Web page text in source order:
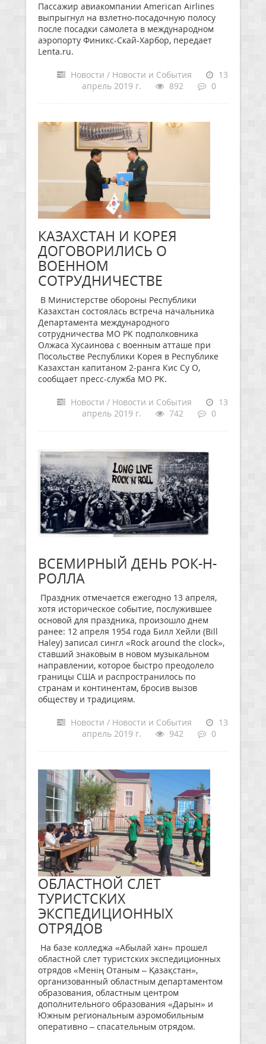
Пассажир авиакомпании American Airlines
выпрыгнул на взлетно-посадочную полосу
после посадки самолета в международном
аэропорту Финикс-Скай-Харбор, передает
Lenta.ru.
Новости / Новости и События
13
апрель 2019 г.
892 0
КАЗАХСТАН И КОРЕЯ
ДОГОВОРИЛИСЬ О
ВОЕННОМ
СОТРУДНИЧЕСТВЕ
В Министерстве обороны Республики
Казахстан состоялась встреча начальника
Департамента международного
сотрудничества МО РК подполковника
Олжаса Хусаинова с военным атташе при
Посольстве Республики Корея в Республике
Казахстан капитаном 2-ранга Кис Су О,
сообщает пресс-служба МО РК.
Новости / Новости и События
13
апрель 2019 г.
742 0
ВСЕМИРНЫЙ ДЕНЬ РОК-Н-
РОЛЛА
Праздник отмечается ежегодно 13 апреля,
хотя историческое событие, послужившее
основой для праздника, произошло днем
ранее: 12 апреля 1954 года Билл Хейли (Bill
Haley) записал сингл «Rock around the clock»,
ставший знаковым в новом музыкальном
направлении, которое быстро преодолело
границы США и распространилось по
странам и континентам, бросив вызов
обществу и традициям.
Новости / Новости и События
13
апрель 2019 г.
942 0
ОБЛАСТНОЙ СЛЕТ
ТУРИСТСКИХ
ЭКСПЕДИЦИОННЫХ
ОТРЯДОВ
На базе колледжа «Абылай хан» прошел
областной слет туристских экспедиционных
отрядов «Менің Отаным – Қазақстан»,
организованный областным департаментом
образования, областным центром
дополнительного образования «Дарын» и
Южным региональным аэромобильным
оперативно – спасательным отрядом.